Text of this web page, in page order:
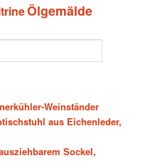
Ölgemälde
Weinständer
aus Eichenleder,
Sockel,